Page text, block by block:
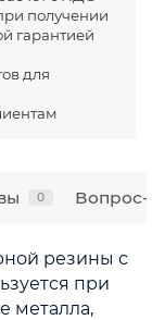
получении
гарантией
для
0 Вопрос-
резины с
при
металла,